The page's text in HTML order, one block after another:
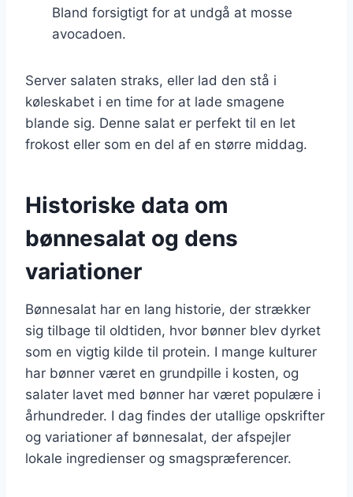
Bland forsigtigt for at undgå at mosse
avocadoen.
Server salaten straks, eller lad den stå i
køleskabet i en time for at lade smagene
blande sig. Denne salat er perfekt til en let
frokost eller som en del af en større middag.
Historiske data om
bønnesalat og dens
variationer
Bønnesalat har en lang historie, der strækker
sig tilbage til oldtiden, hvor bønner blev dyrket
som en vigtig kilde til protein. I mange kulturer
har bønner været en grundpille i kosten, og
salater lavet med bønner har været populære i
århundreder. I dag findes der utallige opskrifter
og variationer af bønnesalat, der afspejler
lokale ingredienser og smagspræferencer.